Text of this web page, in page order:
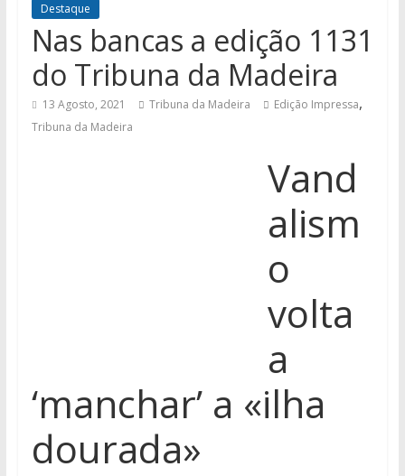
Destaque
Nas bancas a edição 1131
do Tribuna da Madeira
13 Agosto, 2021 Tribuna da Madeira Edição Impressa,
Tribuna da Madeira
Vand
alism
o
volta
a
‘manchar’ a «ilha
dourada»